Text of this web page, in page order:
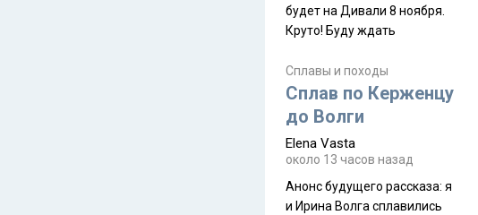
будет на Дивали 8 ноября.
Круто! Буду ждать
Сплавы и походы
Сплав по Керженцу
до Волги
Elena Vasta
около 13 часов назад
Анонс будущего рассказа: я
и Ирина Волга сплавились